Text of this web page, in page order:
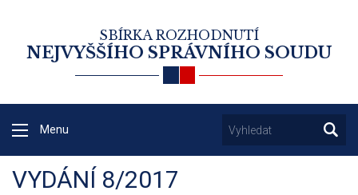
SBÍRKA ROZHODNUTÍ
NEJVYŠŠÍHO SPRÁVNÍHO SOUDU
Menu
VYDÁNÍ 8/2017